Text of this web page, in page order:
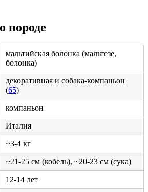
породе
мальтийская болонка (мальтезе,
болонка)
декоративная и собака-компаньон
(65)
компаньон
Италия
~3-4 кг
~21-25 см (кобель), ~20-23 см (сука)
12-14 лет